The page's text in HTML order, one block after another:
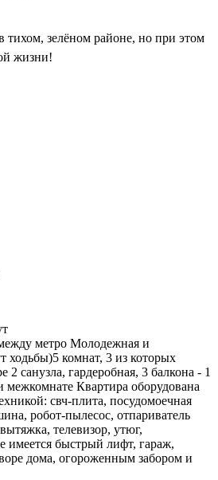
тихом, зелёном районе, но при этом
жизни!
метро Молодежная и
ходьбы)5 комнат, 3 из которых
санузла, гардеробная, 3 балкона - 1
межкомнате Квартира оборудована
свч-плита, посудомоечная
робот-пылесос, отпариватель
телевизор, утюг,
имеется быстрый лифт, гараж,
дома, огороженным забором и